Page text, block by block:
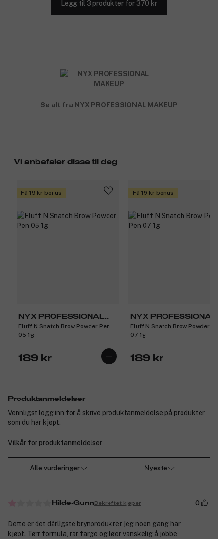
Legg til 3 produkter for 370 kr
Se alt fra NYX PROFESSIONAL MAKEUP
Vi anbefaler disse til deg
Få 19 kr bonus
NYX PROFESSIONAL
MAKEUP
Fluff N Snatch Brow Powder Pen
05 1g
189 kr
Få 19 kr bonus
NYX PROFESSIONAL
MAKEUP
Fluff N Snatch Brow Powder
07 1g
189 kr
Produktanmeldelser
Vennligst logg inn for å skrive produktanmeldelse på produkter
som du har kjøpt.
Vilkår for produktanmeldelser
Alle vurderinger Nyeste
Hilde-GunnBekreftet kjøper 0
Dette er det dårligste brynproduktet jeg noen gang har
kjøpt. Tørr formula, rar farge og løer vanskelig å jobbe